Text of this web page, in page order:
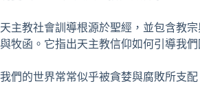
天主教社會訓導根源於聖經，並包含教
與牧函。它指出天主教信仰如何引導我
我們的世界常常似乎被貪婪與腐敗所支